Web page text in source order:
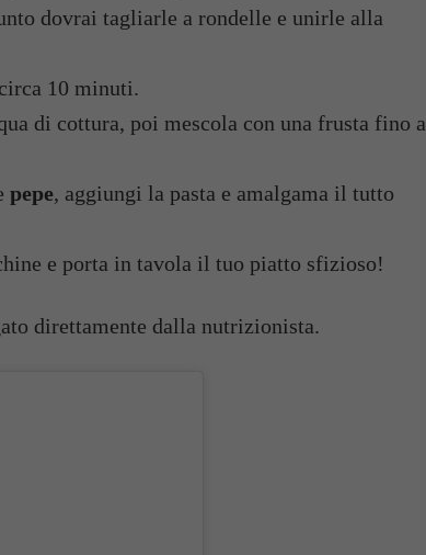
dovrai tagliarle a rondelle e unirle alla
10 minuti.
di cottura, poi mescola con una frusta fino a
pepe, aggiungi la pasta e amalgama il tutto
e porta in tavola il tuo piatto sfizioso!
direttamente dalla nutrizionista.